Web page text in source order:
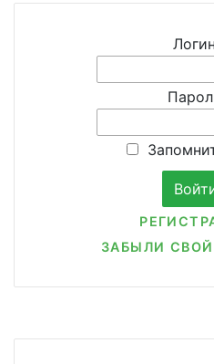
ЗАБЫЛИ